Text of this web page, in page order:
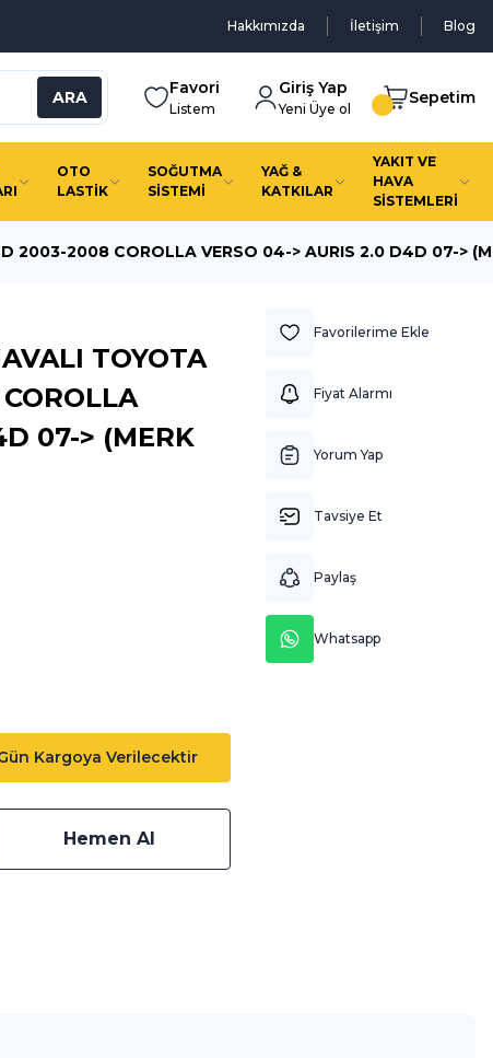
Hakkımızda İletişim Blog
ARA Favori
Listem
Giriş Yap
Yeni Üye ol
Sepetim
OTO
LASTİK
SOĞUTMA
SİSTEMİ
YAĞ &
KATKILAR
YAKIT VE
HAVA
SİSTEMLERİ
2003-2008 COROLLA VERSO 04-> AURIS 2.0 D4D 07->
TOYOTA
07-> (MERK
Kargoya Verilecektir
Hemen Al
Fiyat Alarmı
Yorum Yap
Tavsiye Et
Paylaş
Whatsapp